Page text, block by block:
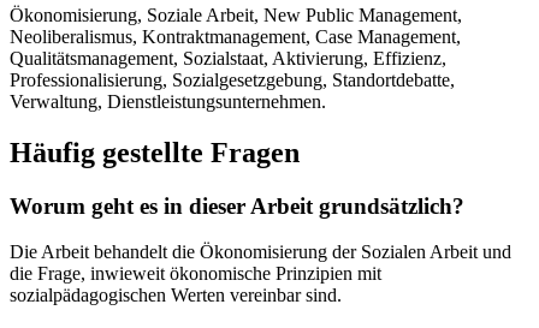
Ökonomisierung, Soziale Arbeit, New Public Management,
Neoliberalismus, Kontraktmanagement, Case Management,
Qualitätsmanagement, Sozialstaat, Aktivierung, Effizienz,
Professionalisierung, Sozialgesetzgebung, Standortdebatte,
Verwaltung, Dienstleistungsunternehmen.
Häufig gestellte Fragen
Worum geht es in dieser Arbeit grundsätzlich?
Die Arbeit behandelt die Ökonomisierung der Sozialen Arbeit und
die Frage, inwieweit ökonomische Prinzipien mit
sozialpädagogischen Werten vereinbar sind.